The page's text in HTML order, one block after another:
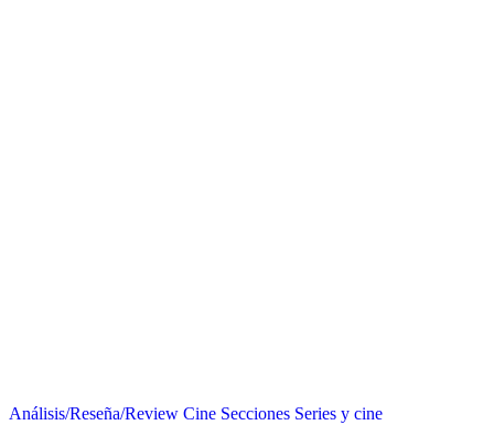
Análisis/Reseña/Review Cine Secciones Series y cine